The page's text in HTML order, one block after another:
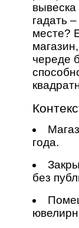
вывеска
гадать
месте?
череде
года.
без